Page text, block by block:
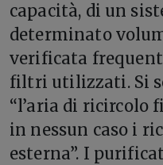
capacità, di un
determinato
verificata
filtri utilizzati. Si
“l’aria di ricircolo
in nessun caso i
esterna”. I